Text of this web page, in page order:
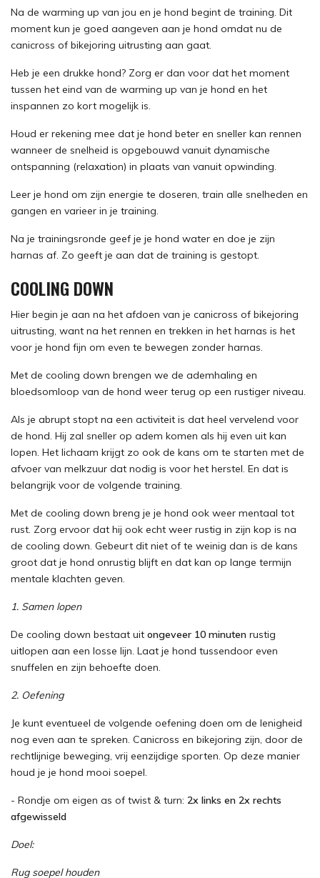
Na de warming up van jou en je hond begint de training. Dit
moment kun je goed aangeven aan je hond omdat nu de
canicross of bikejoring uitrusting aan gaat.
Heb je een drukke hond? Zorg er dan voor dat het moment
tussen het eind van de warming up van je hond en het
inspannen zo kort mogelijk is.
Houd er rekening mee dat je hond beter en sneller kan rennen
wanneer de snelheid is opgebouwd vanuit dynamische
ontspanning (relaxation) in plaats van vanuit opwinding.
Leer je hond om zijn energie te doseren, train alle snelheden en
gangen en varieer in je training.
Na je trainingsronde geef je je hond water en doe je zijn
harnas af. Zo geeft je aan dat de training is gestopt.
COOLING DOWN
Hier begin je aan na het afdoen van je canicross of bikejoring
uitrusting, want na het rennen en trekken in het harnas is het
voor je hond fijn om even te bewegen zonder harnas.
Met de cooling down brengen we de ademhaling en
bloedsomloop van de hond weer terug op een rustiger niveau.
Als je abrupt stopt na een activiteit is dat heel vervelend voor
de hond. Hij zal sneller op adem komen als hij even uit kan
lopen. Het lichaam krijgt zo ook de kans om te starten met de
afvoer van melkzuur dat nodig is voor het herstel. En dat is
belangrijk voor de volgende training.
Met de cooling down breng je je hond ook weer mentaal tot
rust. Zorg ervoor dat hij ook echt weer rustig in zijn kop is na
de cooling down. Gebeurt dit niet of te weinig dan is de kans
groot dat je hond onrustig blijft en dat kan op lange termijn
mentale klachten geven.
1. Samen lopen
De cooling down bestaat uit ongeveer 10 minuten rustig
uitlopen aan een losse lijn. Laat je hond tussendoor even
snuffelen en zijn behoefte doen.
2. Oefening
Je kunt eventueel de volgende oefening doen om de lenigheid
nog even aan te spreken. Canicross en bikejoring zijn, door de
rechtlijnige beweging, vrij eenzijdige sporten. Op deze manier
houd je je hond mooi soepel.
- Rondje om eigen as of twist & turn: 2x links en 2x rechts
afgewisseld
Doel:
Rug soepel houden